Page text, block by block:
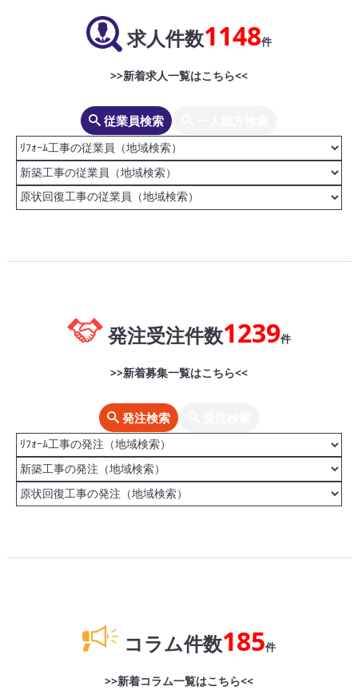
求人件数1148件
>>新着求人一覧はこちら<<
従業員検索
発注受注件数1239件
>>新着募集一覧はこちら<<
発注検索
コラム件数185件
>>新着コラム一覧はこちら<<